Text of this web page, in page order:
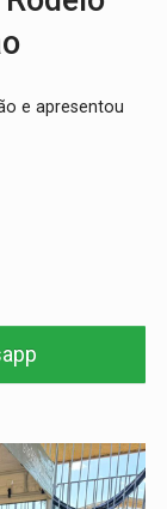
e apresentou